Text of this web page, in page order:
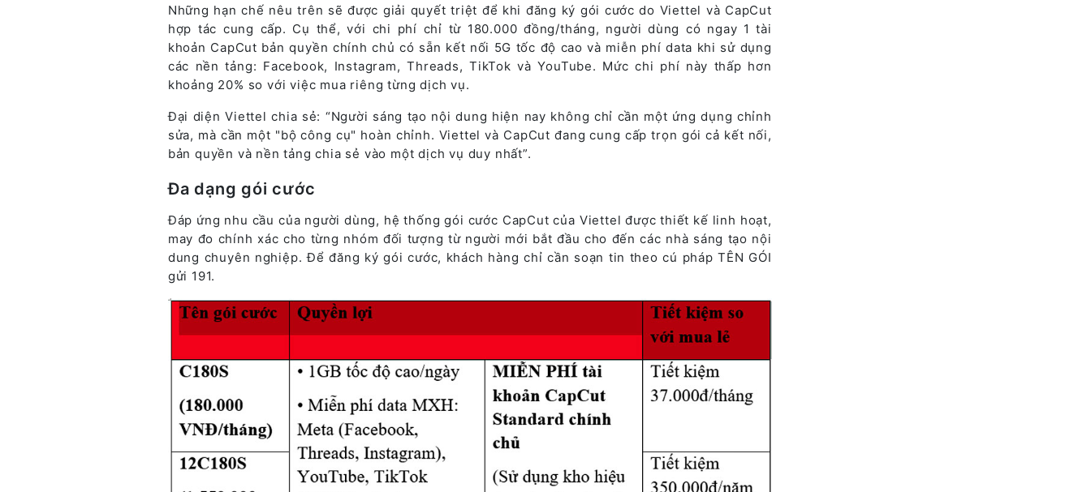
Những hạn chế nêu trên sẽ được giải quyết triệt để khi đăng ký gói cước do Viettel và CapCut
hợp tác cung cấp. Cụ thể, với chi phí chỉ từ 180.000 đồng/tháng, người dùng có ngay 1 tài
khoản CapCut bản quyền chính chủ có sẵn kết nối 5G tốc độ cao và miễn phí data khi sử dụng
các nền tảng: Facebook, Instagram, Threads, TikTok và YouTube. Mức chi phí này thấp hơn
khoảng 20% so với việc mua riêng từng dịch vụ.
Đại diện Viettel chia sẻ: “Người sáng tạo nội dung hiện nay không chỉ cần một ứng dụng chỉnh
sửa, mà cần một "bộ công cụ" hoàn chỉnh. Viettel và CapCut đang cung cấp trọn gói cả kết nối,
bản quyền và nền tảng chia sẻ vào một dịch vụ duy nhất”.
Đa dạng gói cước
Đáp ứng nhu cầu của người dùng, hệ thống gói cước CapCut của Viettel được thiết kế linh hoạt,
may đo chính xác cho từng nhóm đối tượng từ người mới bắt đầu cho đến các nhà sáng tạo nội
dung chuyên nghiệp. Để đăng ký gói cước, khách hàng chỉ cần soạn tin theo cú pháp TÊN GÓI
gửi 191.